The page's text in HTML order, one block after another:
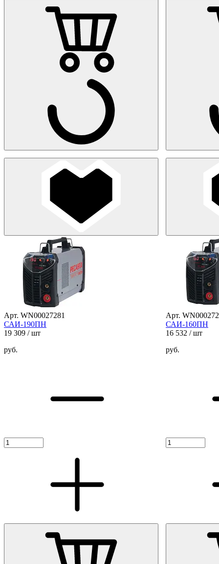
Арт. WN00027281
САИ-190ПН
19 309 / шт
руб.
Арт.
САИ-160ПН
16 532 / шт
руб.